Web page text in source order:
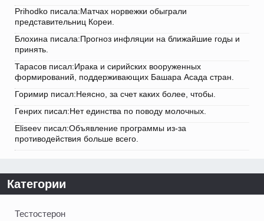
Prihodko писала:Матчах норвежки обыграли
представительниц Кореи.
Блохина писала:Прогноз инфляции на ближайшие годы и
принять.
Тарасов писал:Ирака и сирийских вооруженных
формирований, поддерживающих Башара Асада стран.
Горимир писал:Неясно, за счет каких более, чтобы.
Генрих писал:Нет единства по поводу молочных.
Eliseev писал:Объявление программы из-за
противодействия больше всего.
Категории
Тестостерон